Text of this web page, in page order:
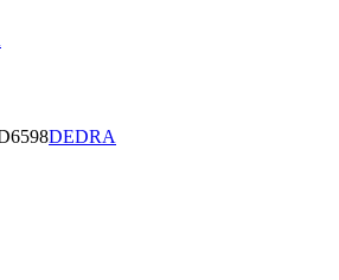
DEDRA